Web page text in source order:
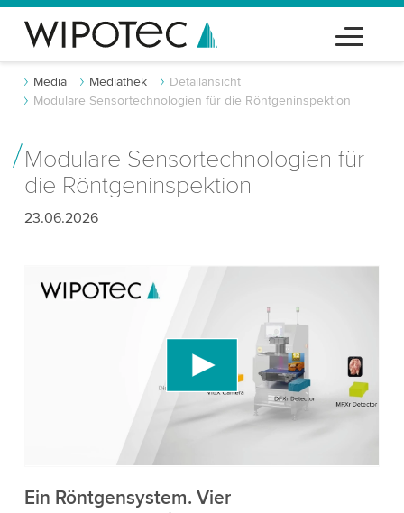
Media Mediathek
Detailansicht
Modulare Sensortechnologien für die Röntgeninspektion
Modulare Sensortechnologien für
die Röntgeninspektion
23.06.2026
Wir benötigen Ihre Zustimmung, um den
Wir verwenden einen Drittanbieterdienst, um
Videoinhalte einzubetten, der Daten über Ihre
Aktivitäten sammeln kann. Bitte überprüfen Sie
die Details und akzeptieren Sie den Dienst, um
dieses Video anzusehen.
Ein Röntgensystem. Vier